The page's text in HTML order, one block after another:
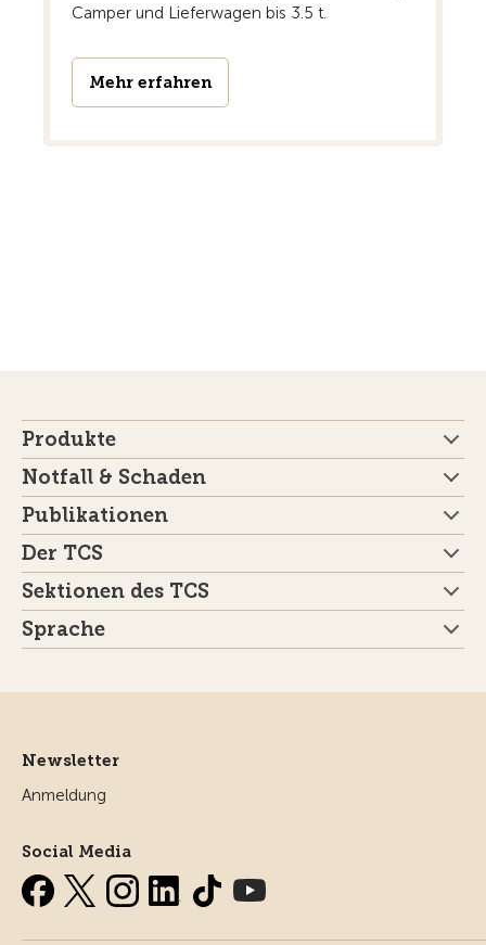
Camper und Lieferwagen bis 3.5 t.
Mehr erfahren
Produkte
Notfall & Schaden
Publikationen
Der TCS
Sektionen des TCS
Sprache
Newsletter
Anmeldung
Social Media